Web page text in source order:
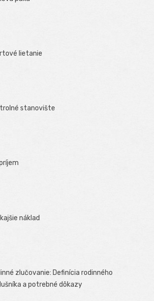
lietanie
stanovište
náklad
zlučovanie: Definícia rodinného
a potrebné dôkazy